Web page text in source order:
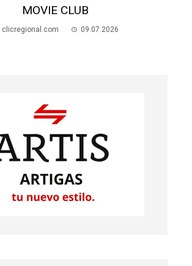
MOVIE CLUB
clicregional.com 09.07.2026